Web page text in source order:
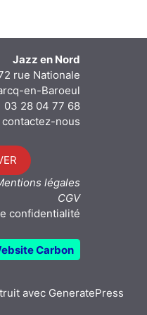
Jazz en Nord
rue Nationale
en-Baroeul
03 28 04 77 68
contactez-nous
légales
CGV
confidentialité
Carbon
avec GeneratePress